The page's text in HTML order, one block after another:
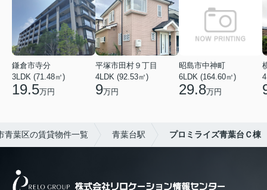
鎌倉市寺分
3LDK (71.48㎡)
19.5万円
平塚市田村９丁目
4LDK (92.53㎡)
9万円
昭島市中神町
6LDK (164.60㎡)
29.8万円
青葉区の賃貸物件一覧 青葉台駅 プロミライズ青葉台Ｃ棟